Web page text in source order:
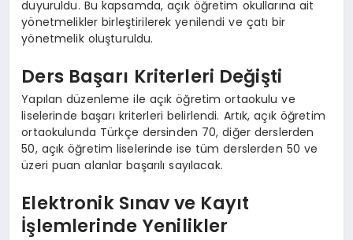
duyuruldu. Bu kapsamda, açık öğretim okullarına ait
yönetmelikler birleştirilerek yenilendi ve çatı bir
yönetmelik oluşturuldu.
Ders Başarı Kriterleri Değişti
Yapılan düzenleme ile açık öğretim ortaokulu ve
liselerinde başarı kriterleri belirlendi. Artık, açık öğretim
ortaokulunda Türkçe dersinden 70, diğer derslerden
50, açık öğretim liselerinde ise tüm derslerden 50 ve
üzeri puan alanlar başarılı sayılacak.
Elektronik Sınav ve Kayıt
İşlemlerinde Yenilikler